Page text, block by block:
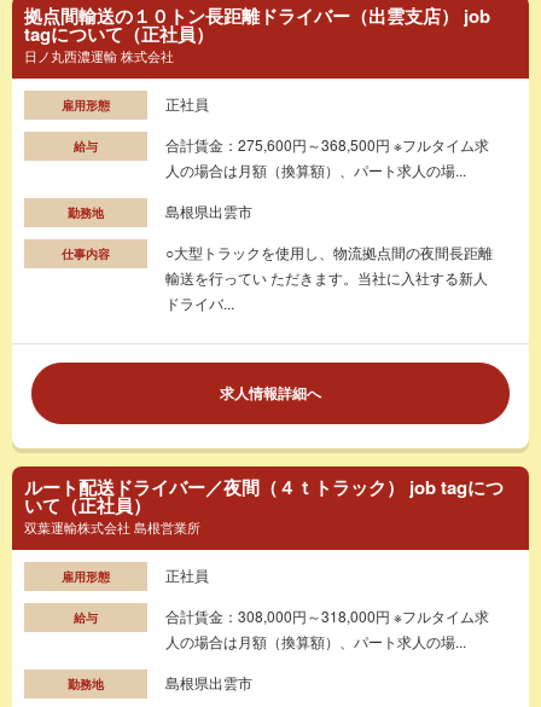
拠点間輸送の１０トン長距離ドライバー（出雲支店） job
tagについて（正社員）
日ノ丸西濃運輸 株式会社
雇用形態 正社員
給与
合計賃金：275,600円～368,500円 ※フルタイム求
人の場合は月額（換算額）、パート求人の場...
勤務地 島根県出雲市
仕事内容
○大型トラックを使用し、物流拠点間の夜間長距離
輸送を行ってい ただきます。当社に入社する新人
ドライバ...
求人情報詳細へ
ルート配送ドライバー／夜間（４ｔトラック） job tagにつ
いて（正社員）
双葉運輸株式会社 島根営業所
雇用形態 正社員
給与
合計賃金：308,000円～318,000円 ※フルタイム求
人の場合は月額（換算額）、パート求人の場...
勤務地 島根県出雲市